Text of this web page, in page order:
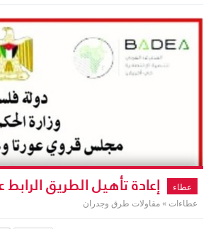
عطاء إعادة تأهيل الطريق الرابط
عطاءات » مقاولات طرق وجدران